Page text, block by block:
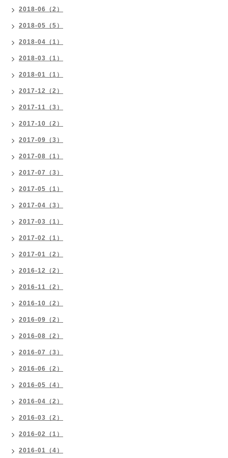
2018-06（2）
2018-05（5）
2018-04（1）
2018-03（1）
2018-01（1）
2017-12（2）
2017-11（3）
2017-10（2）
2017-09（3）
2017-08（1）
2017-07（3）
2017-05（1）
2017-04（3）
2017-03（1）
2017-02（1）
2017-01（2）
2016-12（2）
2016-11（2）
2016-10（2）
2016-09（2）
2016-08（2）
2016-07（3）
2016-06（2）
2016-05（4）
2016-04（2）
2016-03（2）
2016-02（1）
2016-01（4）